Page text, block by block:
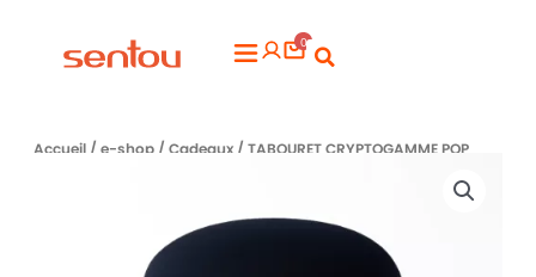
Flyout
0
Accueil/ e-shop/ Cadeaux/ TABOURET CRYPTOGAMME POP